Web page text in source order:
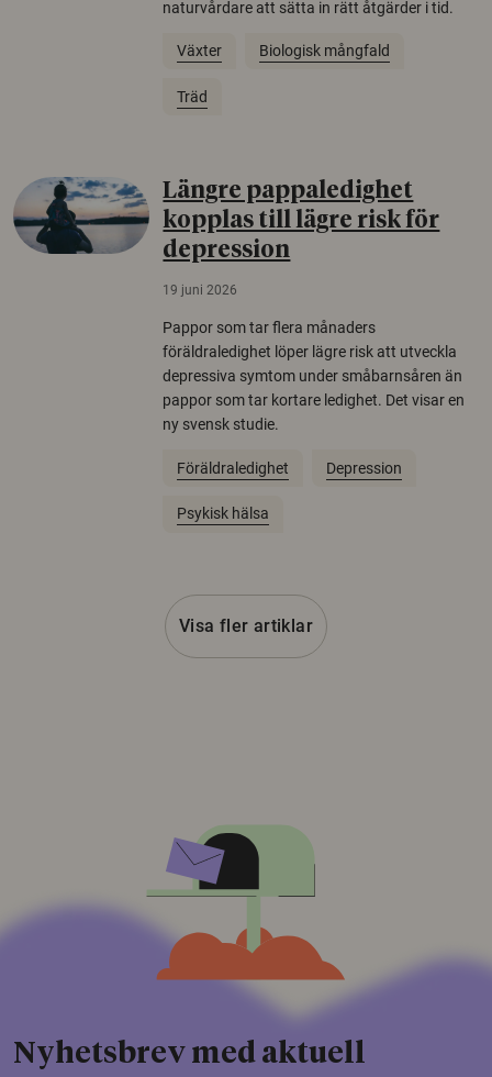
naturvårdare att sätta in rätt åtgärder i tid.
Växter Biologisk mångfald
Träd
Längre pappaledighet
kopplas till lägre risk för
depression
19 juni 2026
Pappor som tar flera månaders
föräldraledighet löper lägre risk att utveckla
depressiva symtom under småbarnsåren än
pappor som tar kortare ledighet. Det visar en
ny svensk studie.
Föräldraledighet Depression
Psykisk hälsa
Visa fler artiklar
Nyhetsbrev med aktuell